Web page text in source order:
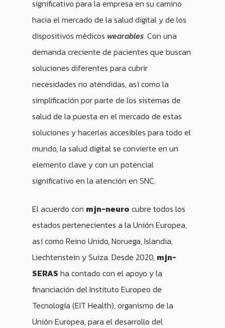
significativo para la empresa en su camino
hacia el mercado de la salud digital y de los
dispositivos médicos wearables. Con una
demanda creciente de pacientes que buscan
soluciones diferentes para cubrir
necesidades no atendidas, así como la
simplificación por parte de los sistemas de
salud de la puesta en el mercado de estas
soluciones y hacerlas accesibles para todo el
mundo, la salud digital se convierte en un
elemento clave y con un potencial
significativo en la atención en SNC.
El acuerdo con mjn-neuro cubre todos los
estados pertenecientes a la Unión Europea,
así como Reino Unido, Noruega, Islandia,
Liechtenstein y Suiza. Desde 2020, mjn-
SERAS ha contado con el apoyo y la
financiación del Instituto Europeo de
Tecnología (EIT Health), organismo de la
Unión Europea, para el desarrollo del